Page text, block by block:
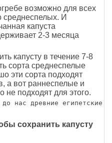
возможно для всех
среднеспелых. И
капуста
2-3 месяца
капусту в течение 7-8
сорта среднеспелые
эти сорта подходят
а вот раннеспелые и
подходят для этого.
до нас древние
сохранить капусту